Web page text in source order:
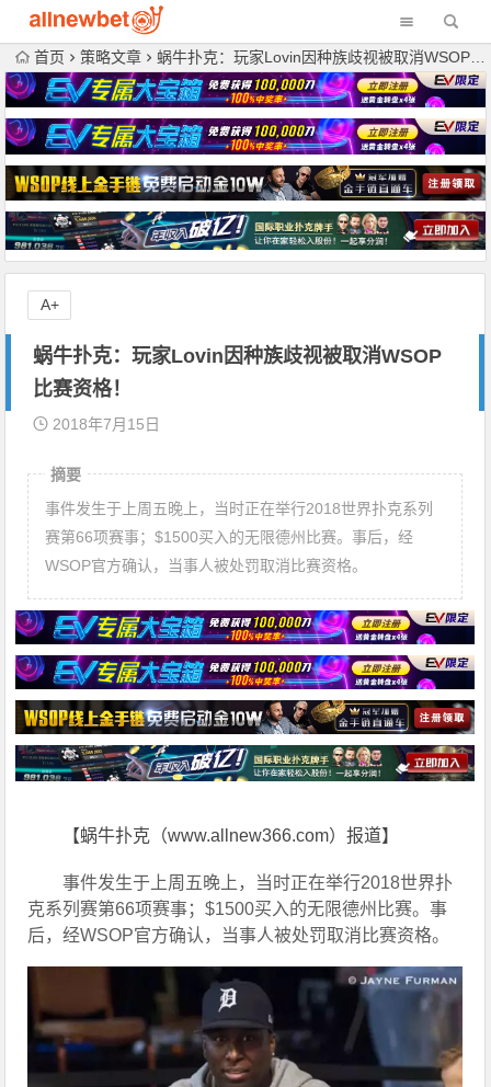
首页 策略文章 蜗牛扑克：玩家Lovin因种族歧视被取消WSOP比赛资格！
蜗牛扑克：玩家Lovin因种族歧视被取消WSOP
比赛资格！
2018年7月15日
摘要
事件发生于上周五晚上，当时正在举行2018世界扑克系列
赛第66项赛事；$1500买入的无限德州比赛。事后，经
WSOP官方确认，当事人被处罚取消比赛资格。
【蜗牛扑克（www.allnew366.com）报道】
事件发生于上周五晚上，当时正在举行2018世界扑
克系列赛第66项赛事；$1500买入的无限德州比赛。事
后，经WSOP官方确认，当事人被处罚取消比赛资格。
A+